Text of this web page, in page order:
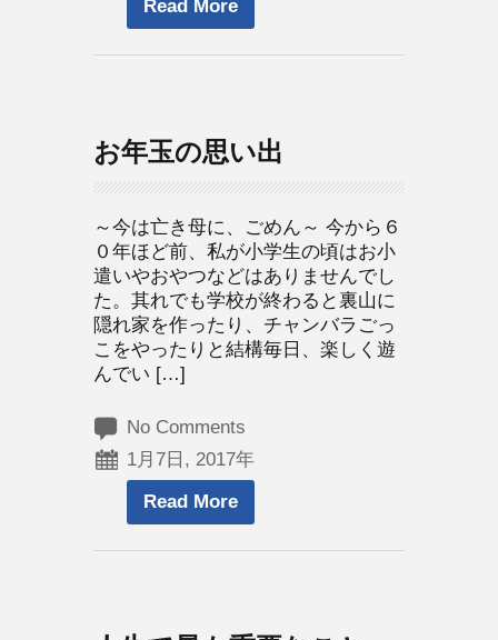
Read More
お年玉の思い出
～今は亡き母に、ごめん～ 今から６
０年ほど前、私が小学生の頃はお小
遣いやおやつなどはありませんでし
た。其れでも学校が終わると裏山に
隠れ家を作ったり、チャンバラごっ
こをやったりと結構毎日、楽しく遊
んでい […]
No Comments
1月7日, 2017年
Read More